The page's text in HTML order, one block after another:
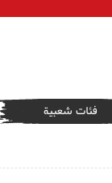
فئات شعبية